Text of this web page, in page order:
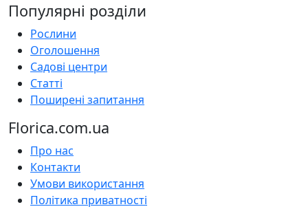
Популярні розділи
Рослини
Оголошення
Садові центри
Статті
Поширені запитання
Florica.com.ua
Про нас
Контакти
Умови використання
Політика приватності